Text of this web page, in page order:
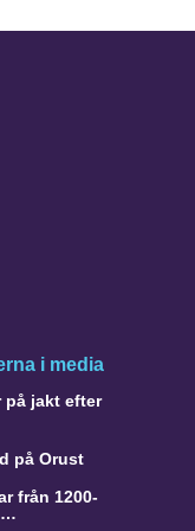
i media
på jakt efter
på Orust
från 1200-